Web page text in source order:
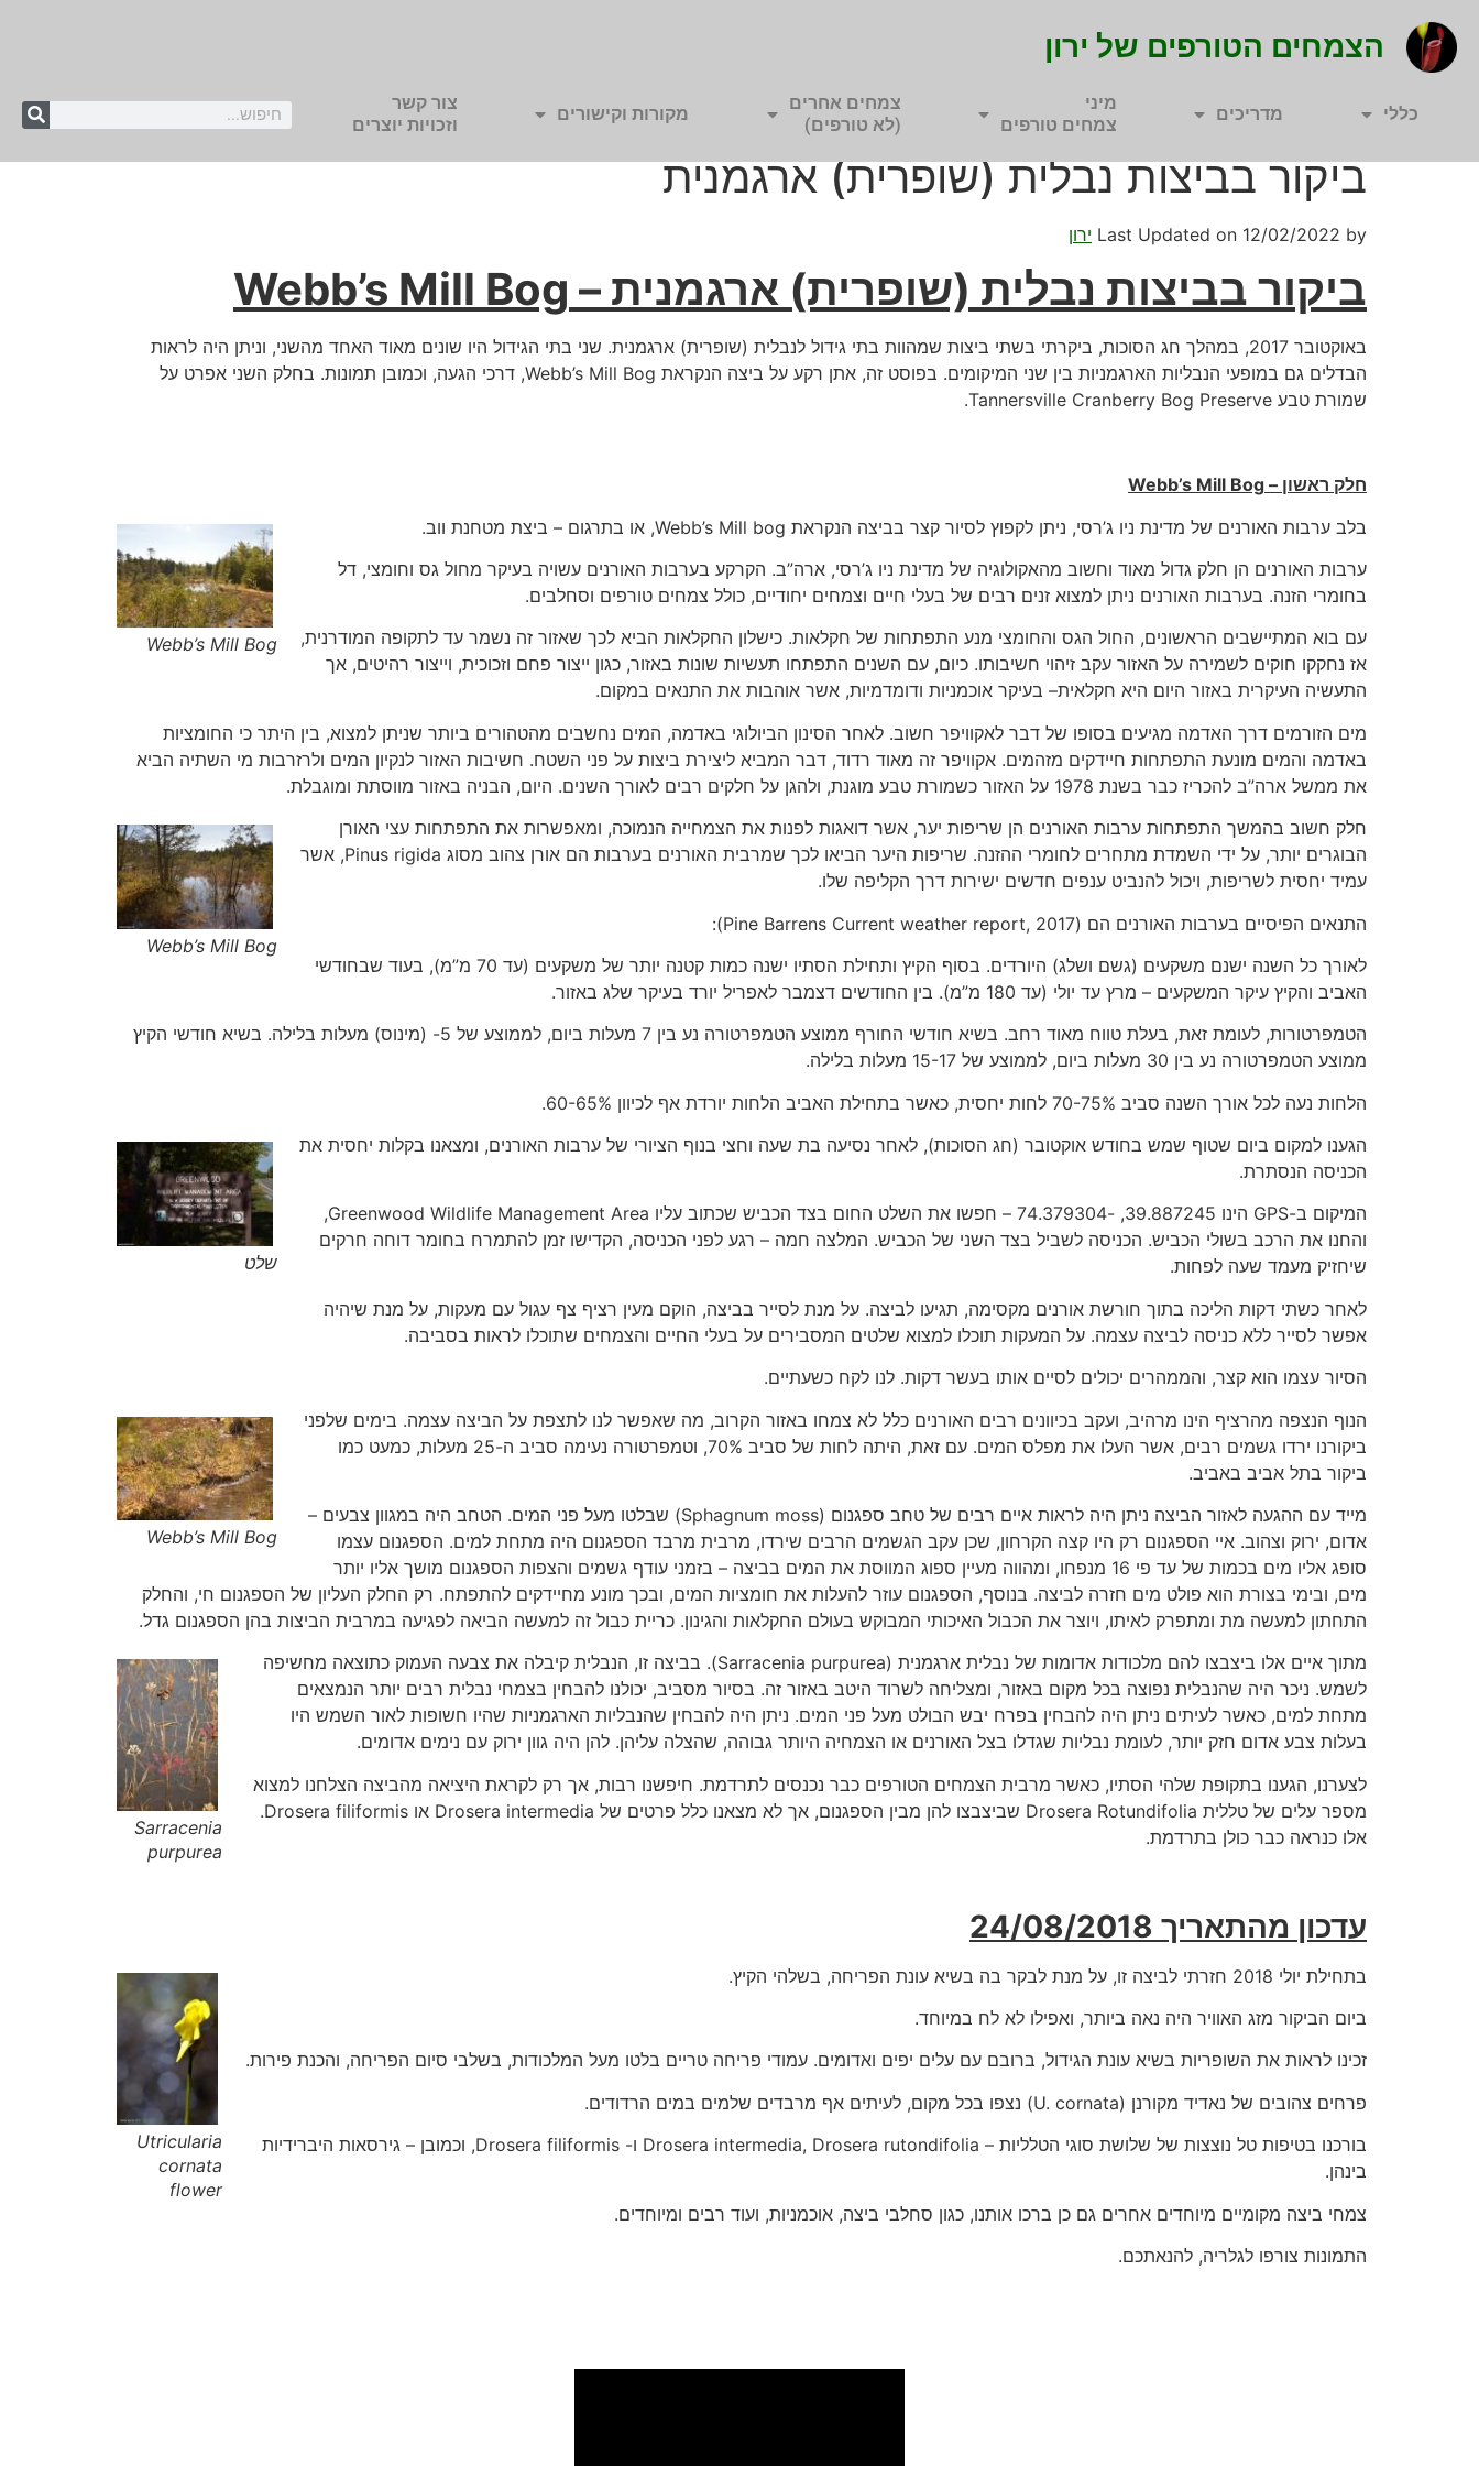
הצמחים הטורפים של ירון
כללי מדריכים
מיני
צמחים טורפים
צמחים אחרים
(לא טורפים)
מקורות וקישורים
צור קשר
וזכויות יוצרים
ביקור בביצות נבלית (שופרית) ארגמנית
Last Updated on 12/02/2022 by ירון
ביקור בביצות נבלית (שופרית) ארגמנית – Webb’s Mill Bog
באוקטובר 2017, במהלך חג הסוכות, ביקרתי בשתי ביצות שמהוות בתי גידול לנבלית (שופרית) ארגמנית. שני בתי הגידול היו שונים מאוד האחד מהשני, וניתן היה לראות
הבדלים גם במופעי הנבליות הארגמניות בין שני המיקומים. בפוסט זה, אתן רקע על ביצה הנקראת Webb’s Mill Bog, דרכי הגעה, וכמובן תמונות. בחלק השני אפרט על
שמורת טבע Tannersville Cranberry Bog Preserve.
חלק ראשון – Webb’s Mill Bog
Webb’s Mill Bog
בלב ערבות האורנים של מדינת ניו ג’רסי, ניתן לקפוץ לסיור קצר בביצה הנקראת Webb’s Mill bog, או בתרגום – ביצת מטחנת ווב.
ערבות האורנים הן חלק גדול מאוד וחשוב מהאקולוגיה של מדינת ניו ג’רסי, ארה”ב. הקרקע בערבות האורנים עשויה בעיקר מחול גס וחומצי, דל
בחומרי הזנה. בערבות האורנים ניתן למצוא זנים רבים של בעלי חיים וצמחים יחודיים, כולל צמחים טורפים וסחלבים.
עם בוא המתיישבים הראשונים, החול הגס והחומצי מנע התפתחות של חקלאות. כישלון החקלאות הביא לכך שאזור זה נשמר עד לתקופה המודרנית,
אז נחקקו חוקים לשמירה על האזור עקב זיהוי חשיבותו. כיום, עם השנים התפתחו תעשיות שונות באזור, כגון ייצור פחם וזכוכית, וייצור רהיטים, אך
התעשיה העיקרית באזור היום היא חקלאית– בעיקר אוכמניות ודומדמיות, אשר אוהבות את התנאים במקום.
מים הזורמים דרך האדמה מגיעים בסופו של דבר לאקוויפר חשוב. לאחר הסינון הביולוגי באדמה, המים נחשבים מהטהורים ביותר שניתן למצוא, בין היתר כי החומציות
באדמה והמים מונעת התפתחות חיידקים מזהמים. אקוויפר זה מאוד רדוד, דבר המביא ליצירת ביצות על פני השטח. חשיבות האזור לנקיון המים ולרזרבות מי השתיה הביא
את ממשל ארה”ב להכריז כבר בשנת 1978 על האזור כשמורת טבע מוגנת, ולהגן על חלקים רבים לאורך השנים. היום, הבניה באזור מווסתת ומוגבלת.
Webb’s Mill Bog
חלק חשוב בהמשך התפתחות ערבות האורנים הן שריפות יער, אשר דואגות לפנות את הצמחייה הנמוכה, ומאפשרות את התפתחות עצי האורן
הבוגרים יותר, על ידי השמדת מתחרים לחומרי ההזנה. שריפות היער הביאו לכך שמרבית האורנים בערבות הם אורן צהוב מסוג Pinus rigida, אשר
עמיד יחסית לשריפות, ויכול להנביט ענפים חדשים ישירות דרך הקליפה שלו.
התנאים הפיסיים בערבות האורנים הם (Pine Barrens Current weather report, 2017):
לאורך כל השנה ישנם משקעים (גשם ושלג) היורדים. בסוף הקיץ ותחילת הסתיו ישנה כמות קטנה יותר של משקעים (עד 70 מ”מ), בעוד שבחודשי
האביב והקיץ עיקר המשקעים – מרץ עד יולי (עד 180 מ”מ). בין החודשים דצמבר לאפריל יורד בעיקר שלג באזור.
הטמפרטורות, לעומת זאת, בעלת טווח מאוד רחב. בשיא חודשי החורף ממוצע הטמפרטורה נע בין 7 מעלות ביום, לממוצע של 5- (מינוס) מעלות בלילה. בשיא חודשי הקיץ
ממוצע הטמפרטורה נע בין 30 מעלות ביום, לממוצע של 15-17 מעלות בלילה.
הלחות נעה לכל אורך השנה סביב 70-75% לחות יחסית, כאשר בתחילת האביב הלחות יורדת אף לכיוון 60-65%.
שלט
הגענו למקום ביום שטוף שמש בחודש אוקטובר (חג הסוכות), לאחר נסיעה בת שעה וחצי בנוף הציורי של ערבות האורנים, ומצאנו בקלות יחסית את
הכניסה הנסתרת.
המיקום ב-GPS הינו 39.887245, -74.379304 – חפשו את השלט החום בצד הכביש שכתוב עליו Greenwood Wildlife Management Area,
והחנו את הרכב בשולי הכביש. הכניסה לשביל בצד השני של הכביש. המלצה חמה – רגע לפני הכניסה, הקדישו זמן להתמרח בחומר דוחה חרקים
שיחזיק מעמד שעה לפחות.
לאחר כשתי דקות הליכה בתוך חורשת אורנים מקסימה, תגיעו לביצה. על מנת לסייר בביצה, הוקם מעין רציף צף עגול עם מעקות, על מנת שיהיה
אפשר לסייר ללא כניסה לביצה עצמה. על המעקות תוכלו למצוא שלטים המסבירים על בעלי החיים והצמחים שתוכלו לראות בסביבה.
הסיור עצמו הוא קצר, והממהרים יכולים לסיים אותו בעשר דקות. לנו לקח כשעתיים.
Webb’s Mill Bog
הנוף הנצפה מהרציף הינו מרהיב, ועקב בכיוונים רבים האורנים כלל לא צמחו באזור הקרוב, מה שאפשר לנו לתצפת על הביצה עצמה. בימים שלפני
ביקורנו ירדו גשמים רבים, אשר העלו את מפלס המים. עם זאת, היתה לחות של סביב 70%, וטמפרטורה נעימה סביב ה-25 מעלות, כמעט כמו
ביקור בתל אביב באביב.
מייד עם ההגעה לאזור הביצה ניתן היה לראות איים רבים של טחב ספגנום (Sphagnum moss) שבלטו מעל פני המים. הטחב היה במגוון צבעים –
אדום, ירוק וצהוב. איי הספגנום רק היו קצה הקרחון, שכן עקב הגשמים הרבים שירדו, מרבית מרבד הספגנום היה מתחת למים. הספגנום עצמו
סופג אליו מים בכמות של עד פי 16 מנפחו, ומהווה מעיין ספוג המווסת את המים בביצה – בזמני עודף גשמים והצפות הספגנום מושך אליו יותר
מים, ובימי בצורת הוא פולט מים חזרה לביצה. בנוסף, הספגנום עוזר להעלות את חומציות המים, ובכך מונע מחיידקים להתפתח. רק החלק העליון של הספגנום חי, והחלק
התחתון למעשה מת ומתפרק לאיתו, ויוצר את הכבול האיכותי המבוקש בעולם החקלאות והגינון. כריית כבול זה למעשה הביאה לפגיעה במרבית הביצות בהן הספגנום גדל.
Sarracenia
purpurea
מתוך איים אלו ביצבצו להם מלכודות אדומות של נבלית ארגמנית (Sarracenia purpurea). בביצה זו, הנבלית קיבלה את צבעה העמוק כתוצאה מחשיפה
לשמש. ניכר היה שהנבלית נפוצה בכל מקום באזור, ומצליחה לשרוד היטב באזור זה. בסיור מסביב, יכולנו להבחין בצמחי נבלית רבים יותר הנמצאים
מתחת למים, כאשר לעיתים ניתן היה להבחין בפרח יבש הבולט מעל פני המים. ניתן היה להבחין שהנבליות הארגמניות שהיו חשופות לאור השמש היו
בעלות צבע אדום חזק יותר, לעומת נבליות שגדלו בצל האורנים או הצמחיה היותר גבוהה, שהצלה עליהן. להן היה גוון ירוק עם נימים אדומים.
לצערנו, הגענו בתקופת שלהי הסתיו, כאשר מרבית הצמחים הטורפים כבר נכנסים לתרדמת. חיפשנו רבות, אך רק לקראת היציאה מהביצה הצלחנו למצוא
מספר עלים של טללית Drosera Rotundifolia שביצבצו להן מבין הספגנום, אך לא מצאנו כלל פרטים של Drosera intermedia או Drosera filiformis.
אלו כנראה כבר כולן בתרדמת.
עדכון מהתאריך 24/08/2018
Utricularia
cornata
flower
בתחילת יולי 2018 חזרתי לביצה זו, על מנת לבקר בה בשיא עונת הפריחה, בשלהי הקיץ.
ביום הביקור מזג האוויר היה נאה ביותר, ואפילו לא לח במיוחד.
זכינו לראות את השופריות בשיא עונת הגידול, ברובם עם עלים יפים ואדומים. עמודי פריחה טריים בלטו מעל המלכודות, בשלבי סיום הפריחה, והכנת פירות.
פרחים צהובים של נאדיד מקורנן (U. cornata) נצפו בכל מקום, לעיתים אף מרבדים שלמים במים הרדודים.
בורכנו בטיפות טל נוצצות של שלושת סוגי הטלליות – Drosera intermedia, Drosera rutondifolia ו- Drosera filiformis, וכמובן – גירסאות היברידיות
בינהן.
צמחי ביצה מקומיים מיוחדים אחרים גם כן ברכו אותנו, כגון סחלבי ביצה, אוכמניות, ועוד רבים ומיוחדים.
התמונות צורפו לגלריה, להנאתכם.